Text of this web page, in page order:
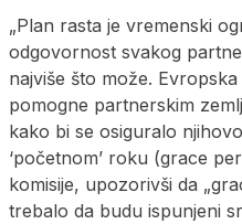
„Plan rasta je vremenski
odgovornost svakog
najviše što može.
pomogne partnerskim
kako bi se osiguralo
‘početnom’ roku (grace
komisije, upozorivši da
trebalo da budu ispunjeni